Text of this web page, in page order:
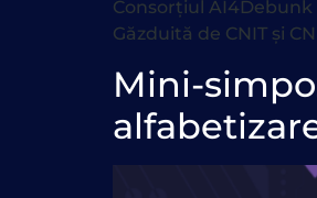
Consorțiul AI4Debunk
Găzduită de CNIT și
Mini-